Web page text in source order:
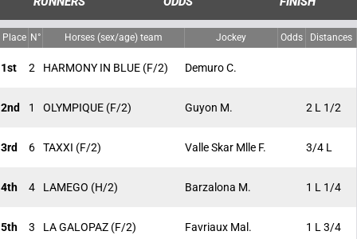
Place N° Horses (sex/age) team Jockey Odds Distances
1st 2 HARMONY IN BLUE (F/2) Demuro C.
2nd 1 OLYMPIQUE (F/2) Guyon M. 2 L 1/2
3rd 6 TAXXI (F/2) Valle Skar Mlle F. 3/4 L
4th 4 LAMEGO (H/2) Barzalona M. 1 L 1/4
5th 3 LA GALOPAZ (F/2) Favriaux Mal. 1 L 3/4